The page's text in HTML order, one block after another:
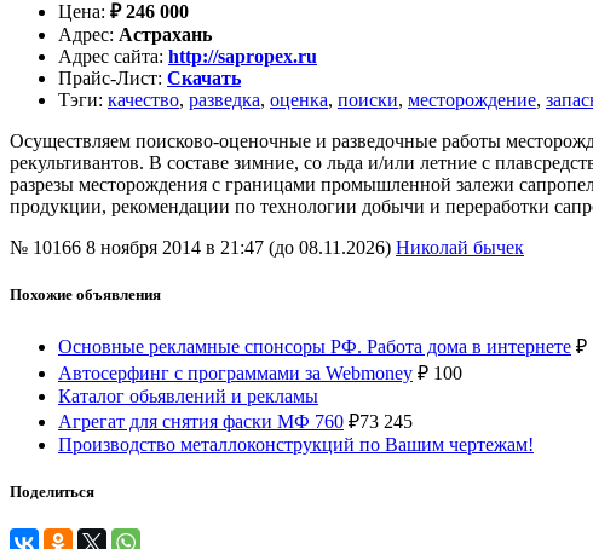
Цена: ₽246 000
Адрес: Астрахань
Адрес сайта: http://sapropex.ru
Прайс-Лист: Скачать
Тэги: качество, разведка, оценка, поиски, месторождение,
Осуществляем поисково-оценочные и разведочные работы
рекультивантов. В составе зимние, со льда и/или летние с
разрезы месторождения с границами промышленной залежи
продукции, рекомендации по технологии добычи и переработки
№ 10166 8 ноября 2014 в 21:47 (до 08.11.2026) Николай бычек
Похожие объявления
Основные рекламные спонсоры РФ. Работа дома в интернете ₽
Автосерфинг с программами за Webmoney ₽ 100
Каталог обьявлений и рекламы
Агрегат для снятия фаски МФ 760 ₽73 245
Производство металлоконструкций по Вашим чертежам!
Поделиться